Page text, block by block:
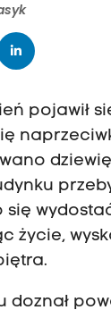
pojawił
się
życie,
doznał